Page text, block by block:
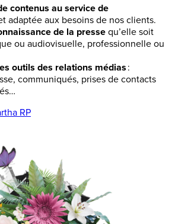
contenus au service de
adaptée aux besoins de nos clients.
de la pressequ’elle soit
ou audiovisuelle, professionnelle ou
outils des relations médias:
communiqués, prises de contacts
RP